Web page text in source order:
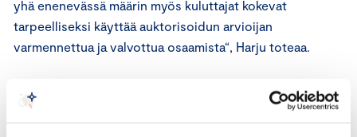
yhä enenevässä määrin myös kuluttajat kokevat
tarpeelliseksi käyttää auktorisoidun arvioijan
varmennettua ja valvottua osaamista“, Harju toteaa.
Keskuskauppakamarin hyväksymät kiinteistönarvioitsijat
(KHK) ovat Keskuskauppakamarin hyväksymiä